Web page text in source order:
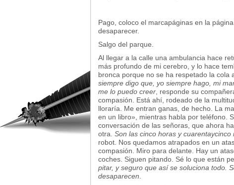
Pago, coloco el marcapáginas en la
desaparecer.
Salgo del parque.
Al llegar a la calle una ambulancia hace
más profundo de mi cerebro, y lo hace
bronca porque no se ha respetado la cola
siempre digo que, yo siempre hago, mi
me lo puedo creer , responde su
compasión. Está ahí, rodeado de la
lloraría. Me entran ganas, de hecho. La
en un libro», mientras habla por teléfono.
conversación de las señoras, que ahora
otra. Son las cinco horas y cuarentaycinco
robot. Nos quedamos atrapados en un
compasión. Miro para delante. Hay un
coches. Siguen pitando. Sé lo que están
pitar, y seguro que así se soluciona todo.
desaparecen